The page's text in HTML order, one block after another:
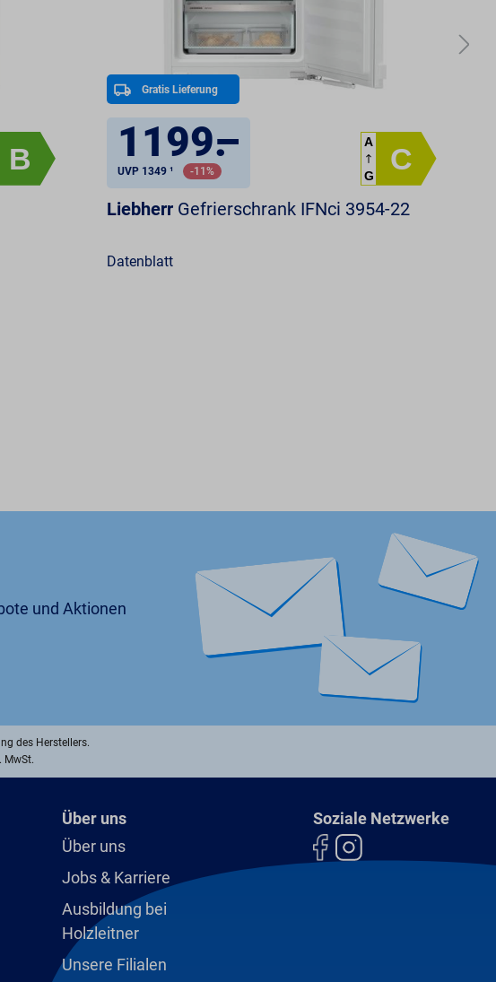
B
Gratis Lieferung
1199.
–
UVP 1349 ¹ -11% C
A
G
Liebherr Gefrierschrank IFNci 3954-22
Datenblatt
und Aktionen
des Herstellers.
MwSt.
Über uns
Über uns
Jobs & Karriere
Ausbildung bei
Holzleitner
Unsere Filialen
Soziale Netzwerke